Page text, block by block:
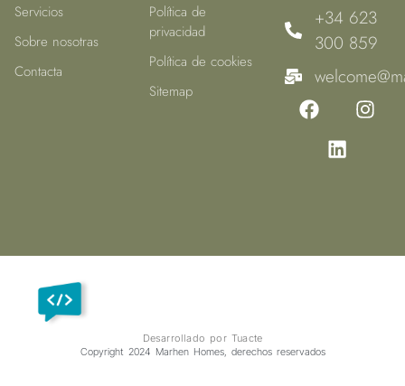
Servicios
Sobre nosotras
Contacta
Política de
privacidad
Política de cookies
Sitemap
+34 623
300 859
Desarrollado por Tuacte
Copyright 2024 Marhen Homes, derechos reservados